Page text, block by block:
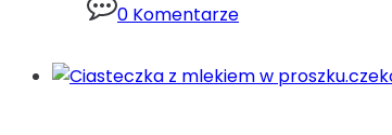
miksera).ciasto
olejem
0 Komentarze